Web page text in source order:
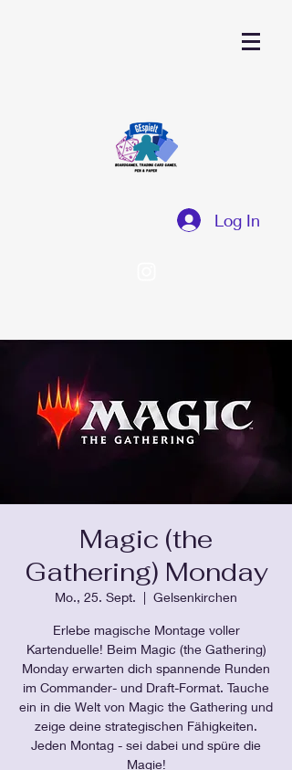
Log In
Magic (the
Gathering) Monday
Mo., 25. Sept.
  |
Gelsenkirchen
Erlebe magische Montage voller
Kartenduelle! Beim Magic (the Gathering)
Monday erwarten dich spannende Runden
im Commander- und Draft-Format. Tauche
ein in die Welt von Magic the Gathering und
zeige deine strategischen Fähigkeiten.
Jeden Montag - sei dabei und spüre die
Magie!